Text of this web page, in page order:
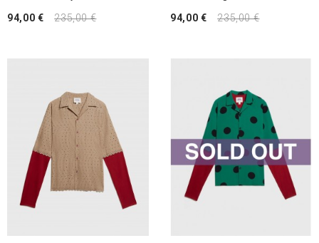
94,00 € 235,00 € 94,00 € 235,00 €